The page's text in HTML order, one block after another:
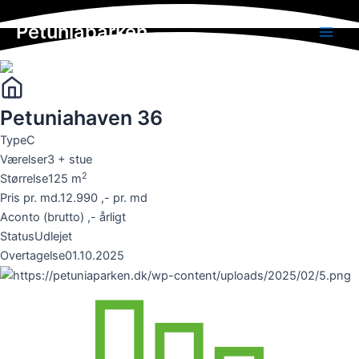
to
content
Petuniaparken
Main
Petuniahaven 36
TypeC
Værelser3 + stue
Størrelse125 m2
Pris pr. md.12.990 ,- pr. md
Aconto (brutto) ,- årligt
StatusUdlejet
Overtagelse01.10.2025